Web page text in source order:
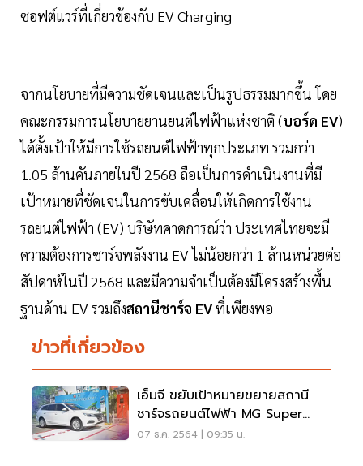
ซอฟต์แวร์ที่เกี่ยวข้องกับ EV Charging
จากนโยบายที่มีความชัดเจนและเป็นรูปธรรมมากขึ้น โดย
คณะกรรมการนโยบายยานยนต์ไฟฟ้าแห่งชาติ (บอร์ด EV)
ได้ตั้งเป้าให้มีการใช้รถยนต์ไฟฟ้าทุกประเภท รวมกว่า
1.05 ล้านคันภายในปี 2568 ถือเป็นการดำเนินงานที่มี
เป้าหมายที่ชัดเจนในการขับเคลื่อนให้เกิดการใช้งาน
รถยนต์ไฟฟ้า (EV) บริษัทคาดการณ์ว่า ประเทศไทยจะมี
ความต้องการชาร์จพลังงาน EV ไม่น้อยกว่า 1 ล้านหน่วยต่อ
สัปดาห์ในปี 2568 และมีความจำเป็นต้องมีโครงสร้างพื้น
ฐานด้าน EV รวมถึงสถานีชาร์จ EVที่เพียงพอ
ข่าวที่เกี่ยวข้อง
เอ็มจี ขยับเป้าหมายขยายสถานี
ชาร์จรถยนต์ไฟฟ้า MG Super
Charge 500 แห่ง ปี 2565
07 ธ.ค. 2564 | 09:35 น.